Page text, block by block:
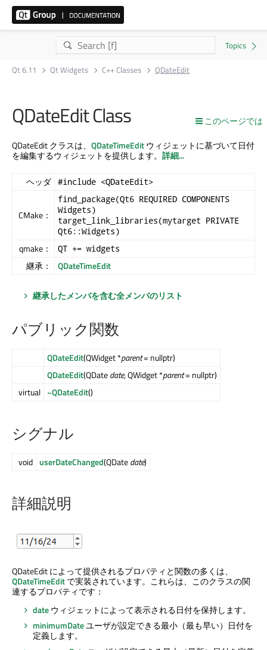
Qt 6.11 Qt Widgets C++ Classes QDateEdit
このページでは
QDateEdit Class
QDateEdit クラスは、 QDateTimeEditウィジェットに基づいて日付
を編集するウィジェットを提供します。 詳細...
ヘッダ #include <QDateEdit>
CMake：
find_package(Qt6 REQUIRED COMPONENTS
Widgets)
target_link_libraries(mytarget PRIVATE
Qt6::Widgets)
qmake： QT += widgets
継承： QDateTimeEdit
継承したメンバを含む全メンバのリスト
パブリック関数
QDateEdit(QWidget *parent= nullptr)
QDateEdit(QDatedate, QWidget *parent= nullptr)
virtual ~QDateEdit()
シグナル
void userDateChanged(QDatedate)
詳細説明
QDateEdit によって提供されるプロパティと関数の多くは、
QDateTimeEditで実装されています。これらは、このクラスの関
連するプロパティです：
dateウィジェットによって表示される日付を保持します。
minimumDateユーザが設定できる最小（最も早い）日付を
定義します。